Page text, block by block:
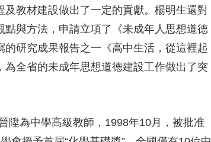
教材建設做出了一定的貢獻。楊明生還對
與方法，申請立項了《未成年人思想道德
研究成果報告之一《高中生活，從這裡起
全省的未成年思想道德建設工作做出了突
陞為中學高級教師，1998年10月，被批准